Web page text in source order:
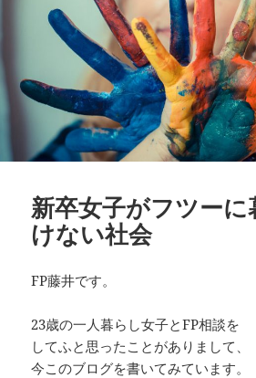
新卒女子がフツー
けない社会
FP藤井です。
23歳の一人暮らし女子とFP相談を
してふと思ったことがありまして、
今このブログを書いてみています。